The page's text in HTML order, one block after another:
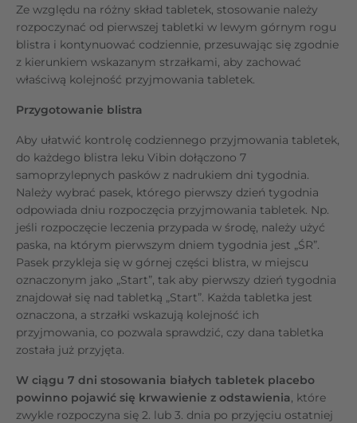
Ze względu na różny skład tabletek, stosowanie należy
rozpoczynać od pierwszej tabletki w lewym górnym rogu
blistra i kontynuować codziennie, przesuwając się zgodnie
z kierunkiem wskazanym strzałkami, aby zachować
właściwą kolejność przyjmowania tabletek.
Przygotowanie blistra
Aby ułatwić kontrolę codziennego przyjmowania tabletek,
do każdego blistra leku Vibin dołączono 7
samoprzylepnych pasków z nadrukiem dni tygodnia.
Należy wybrać pasek, którego pierwszy dzień tygodnia
odpowiada dniu rozpoczęcia przyjmowania tabletek. Np.
jeśli rozpoczęcie leczenia przypada w środę, należy użyć
paska, na którym pierwszym dniem tygodnia jest „ŚR”.
Pasek przykleja się w górnej części blistra, w miejscu
oznaczonym jako „Start”, tak aby pierwszy dzień tygodnia
znajdował się nad tabletką „Start”. Każda tabletka jest
oznaczona, a strzałki wskazują kolejność ich
przyjmowania, co pozwala sprawdzić, czy dana tabletka
została już przyjęta.
W ciągu 7 dni stosowania białych tabletek placebo
powinno pojawić się krwawienie z odstawienia, które
zwykle rozpoczyna się 2. lub 3. dnia po przyjęciu ostatniej